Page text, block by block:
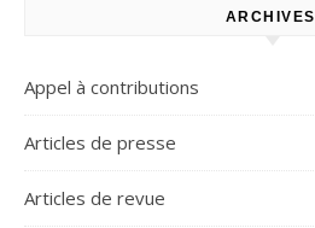
ARCHIVES
Appel à contributions
Articles de presse
Articles de revue